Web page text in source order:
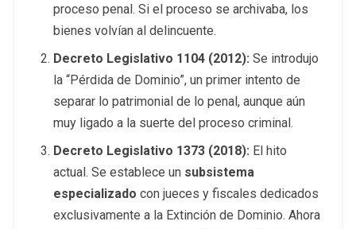
proceso penal. Si el proceso se archivaba, los
bienes volvían al delincuente.
Decreto Legislativo 1104 (2012): Se introdujo
la “Pérdida de Dominio”, un primer intento de
separar lo patrimonial de lo penal, aunque aún
muy ligado a la suerte del proceso criminal.
Decreto Legislativo 1373 (2018): El hito
actual. Se establece un subsistema
especializado con jueces y fiscales dedicados
exclusivamente a la Extinción de Dominio. Ahora